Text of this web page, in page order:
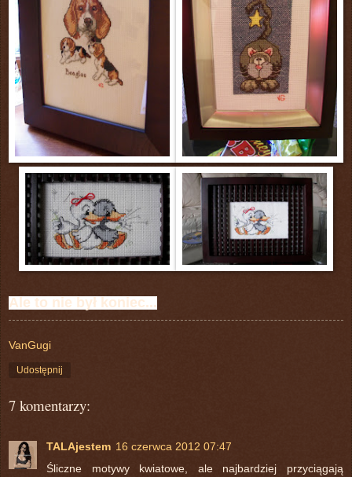
Ale to nie był koniec...
VanGugi
Udostępnij
7 komentarzy:
TALAjestem 16 czerwca 2012 07:47
Śliczne motywy kwiatowe, ale najbardziej przyciągają